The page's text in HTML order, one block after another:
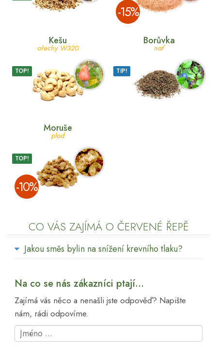
­-15%
Kešu
ořechy W320
TOP!
Borůvka
nať
TIP!
Moruše
plod
TOP!
­-10%
CO VÁS ZAJÍMÁ O ČERVENÉ ŘEPĚ
Jakou směs bylin na snížení krevního tlaku?
Na co se nás zákazníci ptají...
Zajímá vás něco a nenašli jste odpověď? Napište
nám, rádi odpovíme.